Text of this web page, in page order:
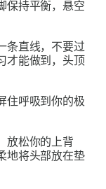
保持平衡，悬空
条直线，不要过
才能做到，头顶
住呼吸到你的极
放松你的上背
地将头部放在垫